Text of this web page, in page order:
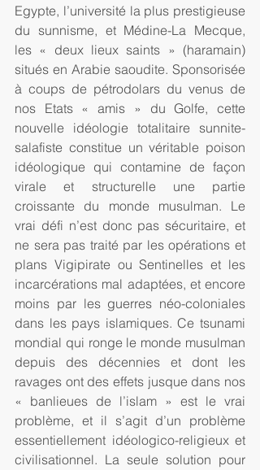
Egypte, l’université la plus prestigieuse
du sunnisme, et Médine-La Mecque,
les « deux lieux saints » (haramain)
situés en Arabie saoudite. Sponsorisée
à coups de pétrodolars du venus de
nos Etats « amis » du Golfe, cette
nouvelle idéologie totalitaire sunnite-
salafiste constitue un véritable poison
idéologique qui contamine de façon
virale et structurelle une partie
croissante du monde musulman. Le
vrai défi n’est donc pas sécuritaire, et
ne sera pas traité par les opérations et
plans Vigipirate ou Sentinelles et les
incarcérations mal adaptées, et encore
moins par les guerres néo-coloniales
dans les pays islamiques. Ce tsunami
mondial qui ronge le monde musulman
depuis des décennies et dont les
ravages ont des effets jusque dans nos
« banlieues de l’islam » est le vrai
problème, et il s’agit d’un problème
essentiellement idéologico-religieux et
civilisationnel. La seule solution pour